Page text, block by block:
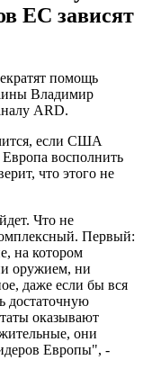
ЕС зависят
помощь
Владимир
ARD.
если США
восполнить
что этого не
Что не
Первый:
на котором
оружием, ни
даже если бы вся
достаточную
оказывают
они
Европы", -